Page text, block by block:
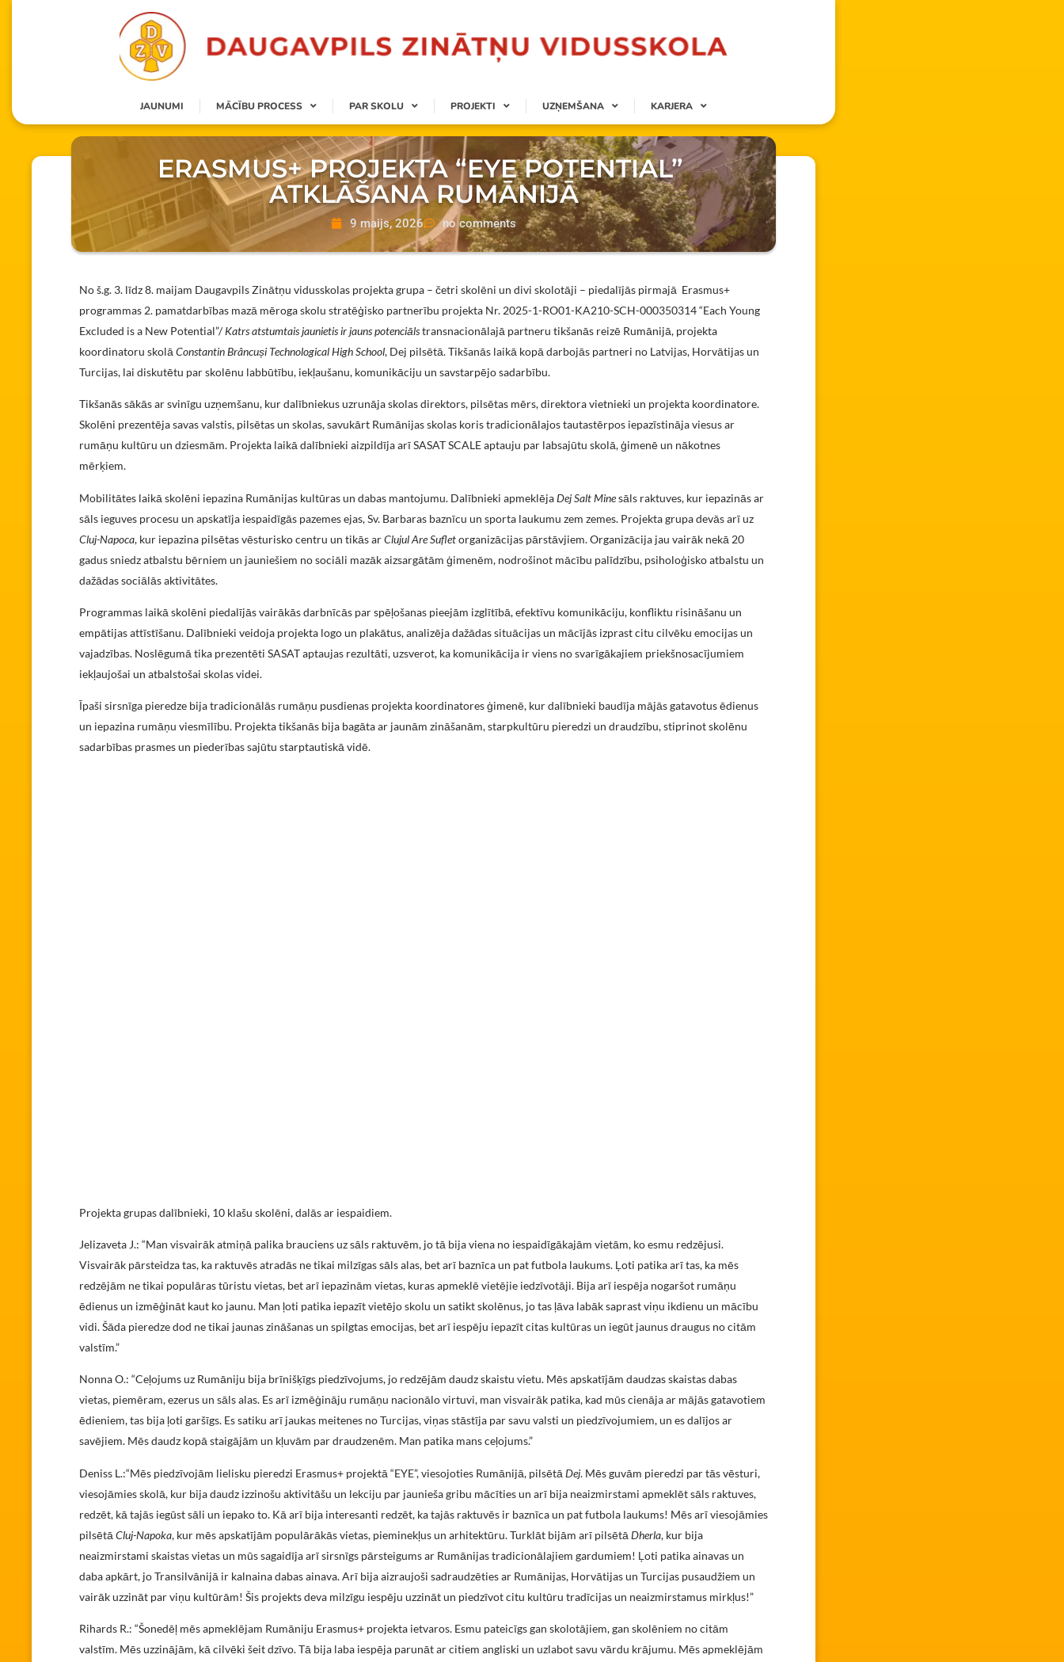
JAUNUMI MĀCĪBU PROCESS PAR SKOLU PROJEKTI UZŅEMŠANA KARJERA
ERASMUS+ PROJEKTA “EYE POTENTIAL”
ATKLĀŠANA RUMĀNIJĀ
9 maijs, 2026 no comments
No š.g. 3. līdz 8. maijam Daugavpils Zinātņu vidusskolas projekta grupa – četri skolēni un divi skolotāji – piedalījās pirmajā Erasmus+
programmas 2. pamatdarbības mazā mēroga skolu stratēģisko partnerību projekta Nr. 2025-1-RO01-KA210-SCH-000350314 “Each Young
Excluded is a New Potential”/Katrs atstumtais jaunietis ir jauns potenciālstransnacionālajā partneru tikšanās reizē Rumānijā, projekta
koordinatoru skolā Constantin Brâncuși Technological High School, Dej pilsētā. Tikšanās laikā kopā darbojās partneri no Latvijas, Horvātijas un
Turcijas, lai diskutētu par skolēnu labbūtību, iekļaušanu, komunikāciju un savstarpējo sadarbību.
Tikšanās sākās ar svinīgu uzņemšanu, kur dalībniekus uzrunāja skolas direktors, pilsētas mērs, direktora vietnieki un projekta koordinatore.
Skolēni prezentēja savas valstis, pilsētas un skolas, savukārt Rumānijas skolas koris tradicionālajos tautastērpos iepazīstināja viesus ar
rumāņu kultūru un dziesmām. Projekta laikā dalībnieki aizpildīja arī SASAT SCALE aptauju par labsajūtu skolā, ģimenē un nākotnes
mērķiem.
Mobilitātes laikā skolēni iepazina Rumānijas kultūras un dabas mantojumu. Dalībnieki apmeklējaDej Salt Minesāls raktuves, kur iepazinās ar
sāls ieguves procesu un apskatīja iespaidīgās pazemes ejas, Sv. Barbaras baznīcu un sporta laukumu zem zemes. Projekta grupa devās arī uz
Cluj-Napoca, kur iepazina pilsētas vēsturisko centru un tikās arClujul Are Sufletorganizācijas pārstāvjiem. Organizācija jau vairāk nekā 20
gadus sniedz atbalstu bērniem un jauniešiem no sociāli mazāk aizsargātām ģimenēm, nodrošinot mācību palīdzību, psiholoģisko atbalstu un
dažādas sociālās aktivitātes.
Programmas laikā skolēni piedalījās vairākās darbnīcās par spēļošanas pieejām izglītībā, efektīvu komunikāciju, konfliktu risināšanu un
empātijas attīstīšanu. Dalībnieki veidoja projekta logo un plakātus, analizēja dažādas situācijas un mācījās izprast citu cilvēku emocijas un
vajadzības. Noslēgumā tika prezentēti SASAT aptaujas rezultāti, uzsverot, ka komunikācija ir viens no svarīgākajiem priekšnosacījumiem
iekļaujošai un atbalstošai skolas videi.
Īpaši sirsnīga pieredze bija tradicionālās rumāņu pusdienas projekta koordinatores ģimenē, kur dalībnieki baudīja mājās gatavotus ēdienus
un iepazina rumāņu viesmīlību. Projekta tikšanās bija bagāta ar jaunām zināšanām, starpkultūru pieredzi un draudzību, stiprinot skolēnu
sadarbības prasmes un piederības sajūtu starptautiskā vidē.
Projekta grupas dalībnieki, 10 klašu skolēni, dalās ar iespaidiem.
Jelizaveta J.: “Man visvairāk atmiņā palika brauciens uz sāls raktuvēm, jo tā bija viena no iespaidīgākajām vietām, ko esmu redzējusi.
Visvairāk pārsteidza tas, ka raktuvēs atradās ne tikai milzīgas sāls alas, bet arī baznīca un pat futbola laukums. Ļoti patika arī tas, ka mēs
redzējām ne tikai populāras tūristu vietas, bet arī iepazinām vietas, kuras apmeklē vietējie iedzīvotāji. Bija arī iespēja nogaršot rumāņu
ēdienus un izmēģināt kaut ko jaunu. Man ļoti patika iepazīt vietējo skolu un satikt skolēnus, jo tas ļāva labāk saprast viņu ikdienu un mācību
vidi. Šāda pieredze dod ne tikai jaunas zināšanas un spilgtas emocijas, bet arī iespēju iepazīt citas kultūras un iegūt jaunus draugus no citām
valstīm.”
Nonna O.: “Ceļojums uz Rumāniju bija brīnišķīgs piedzīvojums, jo redzējām daudz skaistu vietu. Mēs apskatījām daudzas skaistas dabas
vietas, piemēram, ezerus un sāls alas. Es arī izmēģināju rumāņu nacionālo virtuvi, man visvairāk patika, kad mūs cienāja ar mājās gatavotiem
ēdieniem, tas bija ļoti garšīgs. Es satiku arī jaukas meitenes no Turcijas, viņas stāstīja par savu valsti un piedzīvojumiem, un es dalījos ar
savējiem. Mēs daudz kopā staigājām un kļuvām par draudzenēm. Man patika mans ceļojums.”
Deniss L.:“Mēs piedzīvojām lielisku pieredzi Erasmus+ projektā “EYE”, viesojoties Rumānijā, pilsētā Dej. Mēs guvām pieredzi par tās vēsturi,
viesojāmies skolā, kur bija daudz izzinošu aktivitāšu un lekciju par jaunieša gribu mācīties un arī bija neaizmirstami apmeklēt sāls raktuves,
redzēt, kā tajās iegūst sāli un iepako to. Kā arī bija interesanti redzēt, ka tajās raktuvēs ir baznīca un pat futbola laukums! Mēs arī viesojāmies
pilsētā Cluj-Napoka, kur mēs apskatījām populārākās vietas, pieminekļus un arhitektūru. Turklāt bijām arī pilsētā Dherla, kur bija
neaizmirstami skaistas vietas un mūs sagaidīja arī sirsnīgs pārsteigums ar Rumānijas tradicionālajiem gardumiem! Ļoti patika ainavas un
daba apkārt, jo Transilvānijā ir kalnaina dabas ainava. Arī bija aizraujoši sadraudzēties ar Rumānijas, Horvātijas un Turcijas pusaudžiem un
vairāk uzzināt par viņu kultūrām! Šis projekts deva milzīgu iespēju uzzināt un piedzīvot citu kultūru tradīcijas un neaizmirstamus mirkļus!”
Rihards R.: “Šonedēļ mēs apmeklējam Rumāniju Erasmus+ projekta ietvaros. Esmu pateicīgs gan skolotājiem, gan skolēniem no citām
valstīm. Mēs uzzinājām, kā cilvēki šeit dzīvo. Tā bija laba iespēja parunāt ar citiem angliski un uzlabot savu vārdu krājumu. Mēs apmeklējām